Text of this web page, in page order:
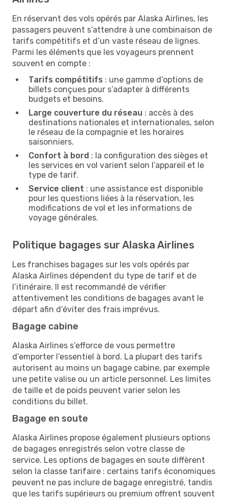
En réservant des vols opérés par Alaska Airlines, les
passagers peuvent s’attendre à une combinaison de
tarifs compétitifs et d’un vaste réseau de lignes.
Parmi les éléments que les voyageurs prennent
souvent en compte :
Tarifs compétitifs : une gamme d’options de
billets conçues pour s’adapter à différents
budgets et besoins.
Large couverture du réseau : accès à des
destinations nationales et internationales, selon
le réseau de la compagnie et les horaires
saisonniers.
Confort à bord : la configuration des sièges et
les services en vol varient selon l’appareil et le
type de tarif.
Service client : une assistance est disponible
pour les questions liées à la réservation, les
modifications de vol et les informations de
voyage générales.
Politique bagages sur Alaska Airlines
Les franchises bagages sur les vols opérés par
Alaska Airlines dépendent du type de tarif et de
l’itinéraire. Il est recommandé de vérifier
attentivement les conditions de bagages avant le
départ afin d’éviter des frais imprévus.
Bagage cabine
Alaska Airlines s’efforce de vous permettre
d’emporter l’essentiel à bord. La plupart des tarifs
autorisent au moins un bagage cabine, par exemple
une petite valise ou un article personnel. Les limites
de taille et de poids peuvent varier selon les
conditions du billet.
Bagage en soute
Alaska Airlines propose également plusieurs options
de bagages enregistrés selon votre classe de
service. Les options de bagages en soute diffèrent
selon la classe tarifaire : certains tarifs économiques
peuvent ne pas inclure de bagage enregistré, tandis
que les tarifs supérieurs ou premium offrent souvent